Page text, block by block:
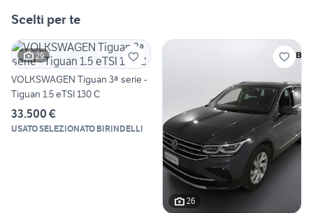
Scelti per te
29
VOLKSWAGEN Tiguan 3ª serie -
Tiguan 1.5 eTSI 130 C
33.500 €
USATO SELEZIONATO BIRINDELLI
26